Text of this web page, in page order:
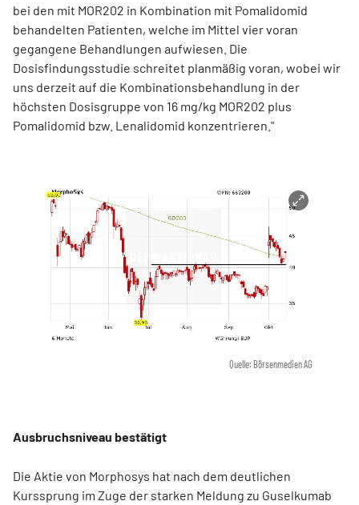
bei den mit MOR202 in Kombination mit Pomalidomid
behandelten Patienten, welche im Mittel vier voran
gegangene Behandlungen aufwiesen. Die
Dosisfindungsstudie schreitet planmäßig voran, wobei wir
uns derzeit auf die Kombinationsbehandlung in der
höchsten Dosisgruppe von 16 mg/kg MOR202 plus
Pomalidomid bzw. Lenalidomid konzentrieren."
Quelle: Börsenmedien AG
Ausbruchsniveau bestätigt
Die Aktie von Morphosys hat nach dem deutlichen
Kurssprung im Zuge der starken Meldung zu Guselkumab